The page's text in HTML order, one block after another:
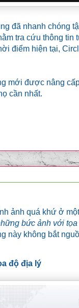
đã nhanh chóng
tra cứu thông
điểm hiện tại,
mới được nâng
cần nhất.
ảnh quá khứ ở
bức ảnh với tọa
này không bắt
độ địa lý